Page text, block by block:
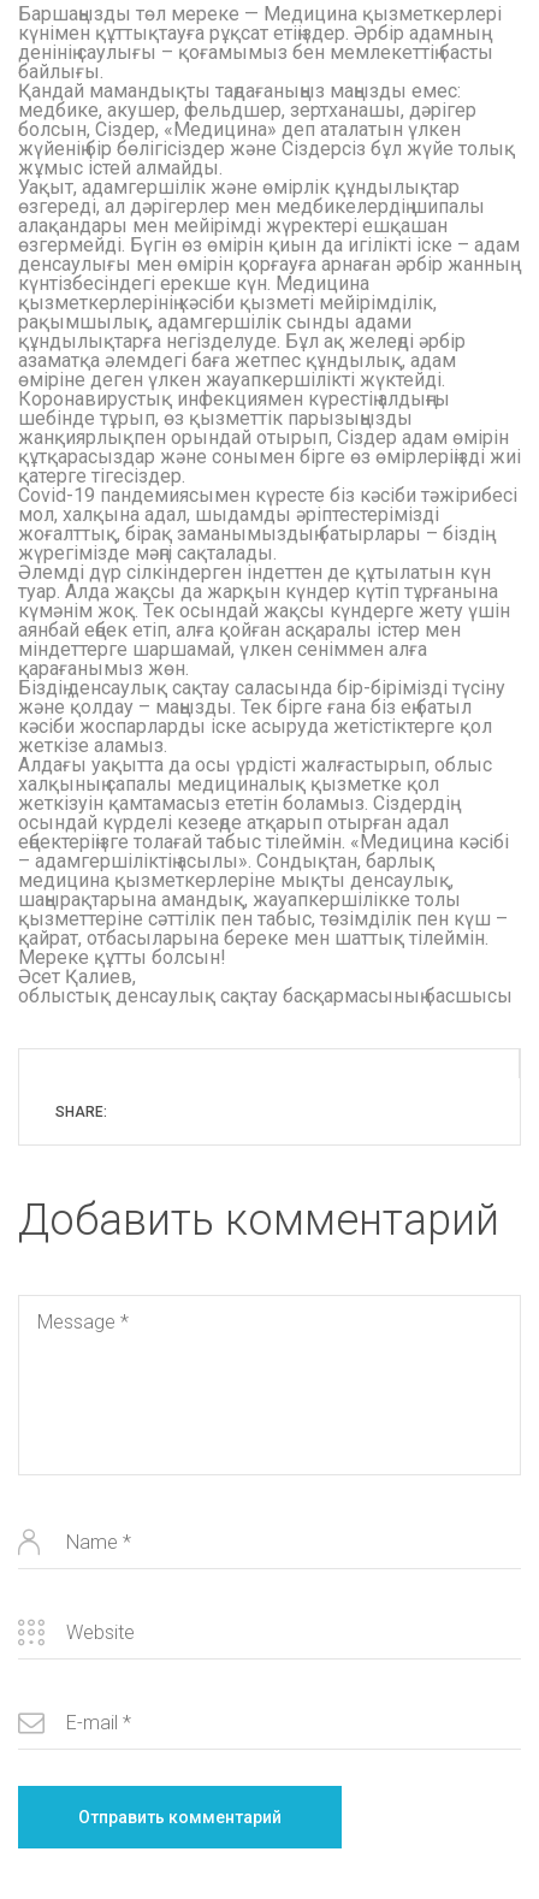
Баршаңызды төл мереке — Медицина қызметкерлері
күнімен құттықтауға рұқсат етіңіздер. Әрбір адамның
денінің саулығы – қоғамымыз бен мемлекеттің басты
байлығы.
Қандай мамандықты таңдағаныңыз маңызды емес:
медбике, акушер, фельдшер, зертханашы, дәрігер
болсын, Сіздер, «Медицина» деп аталатын үлкен
жүйенің бір бөлігісіздер және Сіздерсіз бұл жүйе толық
жұмыс істей алмайды.
Уақыт, адамгершілік және өмірлік құндылықтар
өзгереді, ал дәрігерлер мен медбикелердің шипалы
алақандары мен мейірімді жүректері ешқашан
өзгермейді. Бүгін өз өмірін қиын да игілікті іске – адам
денсаулығы мен өмірін қорғауға арнаған әрбір жанның
күнтізбесіндегі ерекше күн. Медицина
қызметкерлерінің кәсіби қызметі мейірімділік,
рақымшылық, адамгершілік сынды адами
құндылықтарға негізделуде. Бұл ақ желеңді әрбір
азаматқа әлемдегі баға жетпес құндылық, адам
өміріне деген үлкен жауапкершілікті жүктейді.
Коронавирустық инфекциямен күрестің алдыңғы
шебінде тұрып, өз қызметтік парызыңызды
жанқиярлықпен орындай отырып, Сіздер адам өмірін
құтқарасыздар және сонымен бірге өз өмірлеріңізді жиі
қатерге тігесіздер.
Covid-19 пандемиясымен күресте біз кәсіби тәжірибесі
мол, халқына адал, шыдамды әріптестерімізді
жоғалттық, бірақ заманымыздың батырлары – біздің
жүрегімізде мәңгі сақталады.
Әлемді дүр сілкіндерген індеттен де құтылатын күн
туар. Алда жақсы да жарқын күндер күтіп тұрғанына
күмәнім жоқ. Тек осындай жақсы күндерге жету үшін
аянбай еңбек етіп, алға қойған асқаралы істер мен
міндеттерге шаршамай, үлкен сеніммен алға
қарағанымыз жөн.
Біздің денсаулық сақтау саласында бір-бірімізді түсіну
және қолдау – маңызды. Тек бірге ғана біз ең батыл
кәсіби жоспарларды іске асыруда жетістіктерге қол
жеткізе аламыз.
Алдағы уақытта да осы үрдісті жалғастырып, облыс
халқының сапалы медициналық қызметке қол
жеткізуін қамтамасыз ететін боламыз. Сіздердің
осындай күрделі кезеңде атқарып отырған адал
еңбектеріңізге толағай табыс тілеймін. «Медицина кәсібі
– адамгершіліктің асылы». Сондықтан, барлық
медицина қызметкерлеріне мықты денсаулық,
шаңырақтарына амандық, жауапкершілікке толы
қызметтеріне сәттілік пен табыс, төзімділік пен күш –
қайрат, отбасыларына береке мен шаттық тілеймін.
Мереке құтты болсын!
Әсет Қалиев,
облыстық денсаулық сақтау басқармасының басшысы
SHARE:
Добавить комментарий